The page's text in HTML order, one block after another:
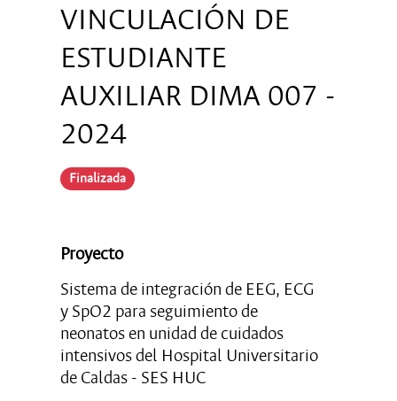
VINCULACIÓN DE
ESTUDIANTE
AUXILIAR DIMA 007 -
2024
Finalizada
Proyecto
Sistema de integración de EEG, ECG
y SpO2 para seguimiento de
neonatos en unidad de cuidados
intensivos del Hospital Universitario
de Caldas - SES HUC